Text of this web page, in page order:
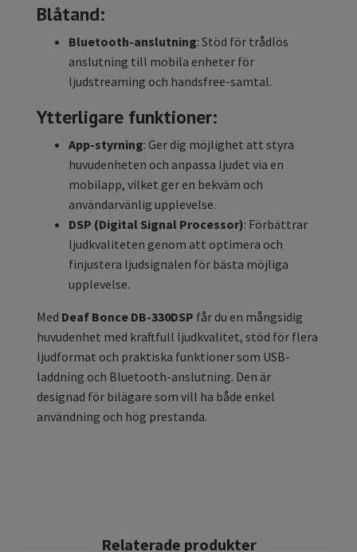
Blåtand:
Bluetooth-anslutning: Stöd för trådlös
anslutning till mobila enheter för
ljudstreaming och handsfree-samtal.
Ytterligare funktioner:
App-styrning: Ger dig möjlighet att styra
huvudenheten och anpassa ljudet via en
mobilapp, vilket ger en bekväm och
användarvänlig upplevelse.
DSP (Digital Signal Processor): Förbättrar
ljudkvaliteten genom att optimera och
finjustera ljudsignalen för bästa möjliga
upplevelse.
Med Deaf Bonce DB-330DSP får du en mångsidig
huvudenhet med kraftfull ljudkvalitet, stöd för flera
ljudformat och praktiska funktioner som USB-
laddning och Bluetooth-anslutning. Den är
designad för bilägare som vill ha både enkel
användning och hög prestanda.